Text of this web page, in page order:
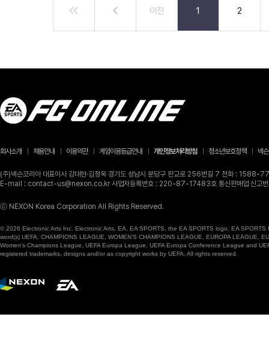
이전 1 2
회사소개 채용안내 이용약관 게임이용등급안내 개인정보처리방침 청소년보호정책 넥
(주)넥슨코리아 대표이사 강대현·김정욱 경기도 성남시 분당구 판교로 256번길 7 전화 :
E-mail : contact-us@nexon.co.kr 사업자등록번호 : 220-87-17483호 통신판매업 신고
ⓒ NEXON Korea Corporation All Rights Reserved.
© 2026 Electronic Arts Inc. Electronic Arts, EA, EA SPORTS, the EA SPORTS logo, EA
word(s) UEFA, CHAMPIONS LEAGUE, WOMEN’S CHAMPIONS LEAGUE, EUROPA LEAGUE,
Women’s Champions League, UEFA Europa League, UEFA Europa Conference League and
registered trademarks, designs and/or as copyright works by UEFA. All rights reserved.